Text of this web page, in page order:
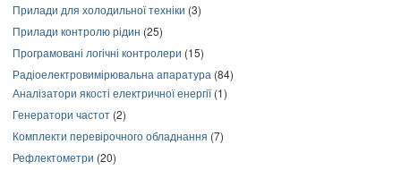
Прилади для холодильної техніки (3)
Прилади контролю рідин (25)
Програмовані логічні контролери (15)
Радіоелектровимірювальна апаратура (84)
Аналізатори якості електричної енергії(1)
Генератори частот (2)
Комплекти перевірочного обладнання (7)
Рефлектометри (20)